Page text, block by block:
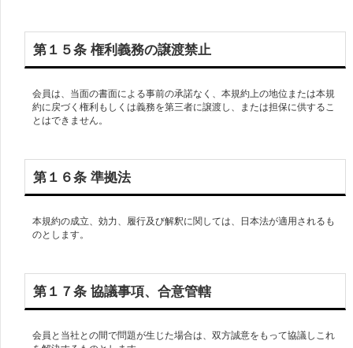
第１５条 権利義務の譲渡禁止
会員は、当面の書面による事前の承諾なく、本規約上の地位または本規
約に戻づく権利もしくは義務を第三者に譲渡し、または担保に供するこ
とはできません。
第１６条 準拠法
本規約の成立、効力、履行及び解釈に関しては、日本法が適用されるも
のとします。
第１７条 協議事項、合意管轄
会員と当社との間で問題が生じた場合は、双方誠意をもって協議しこれ